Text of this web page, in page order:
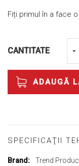
Fiți primul în a face
CANTITATE -
ADAUGĂ
SPECIFICAŢII
Mai
Trend